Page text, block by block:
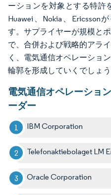
ーションを対象とする特許
Huawei、Nokia、Ericsson
す。サプライヤーが規模と
で、合併および戦略的アラ
く、電気通信オペレーショ
輪郭を形成していくでしょう
電気通信オペレーショ
ーダー
IBM Corporation
Telefonaktiebolaget LM
Oracle Corporation